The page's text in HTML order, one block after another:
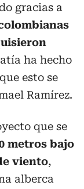
gracias a
ha hecho
esto se
Ramírez.
que se
metros bajo
viento,
alberca